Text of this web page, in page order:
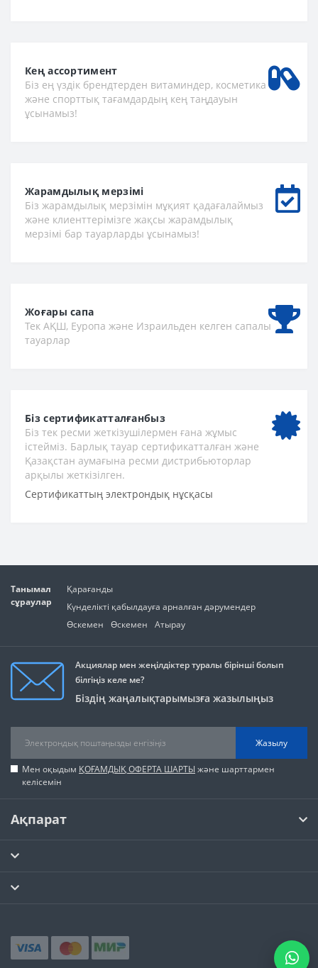
Кең ассортимент
Біз ең үздік брендтерден витаминдер, косметика
және спорттық тағамдардың кең таңдауын
ұсынамыз!
Жарамдылық мерзімі
Біз жарамдылық мерзімін мұқият қадағалаймыз
және клиенттерімізге жақсы жарамдылық
мерзімі бар тауарларды ұсынамыз!
Жоғары сапа
Тек АҚШ, Еуропа және Израильден келген сапалы
тауарлар
Біз сертификатталғанбыз
Біз тек ресми жеткізушілермен ғана жұмыс
істейміз. Барлық тауар сертификатталған және
Қазақстан аумағына ресми дистрибьюторлар
арқылы жеткізілген.
Сертификаттың электрондық нұсқасы
Танымал
сұраулар
Қарағанды
Күнделікті қабылдауға арналған дәрумендер
Өскемен
Өскемен Атырау
Акциялар мен жеңілдіктер туралы бірінші болып
білгіңіз келе ме?
Біздің жаңалықтарымызға жазылыңыз
Жазылу
Мен оқыдым ҚОҒАМДЫҚ ОФЕРТА ШАРТЫ және шарттармен
келісемін
Ақпарат